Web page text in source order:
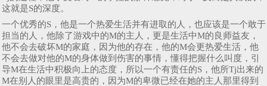
这就是S的深度。
一个优秀的S，他是一个热爱生活并有进取的人，也应该是一个敢于
担当的人，他除了游戏中的M的主人，更是生活中M的良师益友，
他不会去破坏M的家庭，因为他的存在，他的M会更热爱生活，他
不会去做对他的M的身体做到伤害的事情，懂得把握什么叫度，引
导M在生活中积极向上的态度，所以一个有责任的S，他所Tj出来的
M在别人的眼里是高贵的，因为M的卑微已经在她的主人那里得到